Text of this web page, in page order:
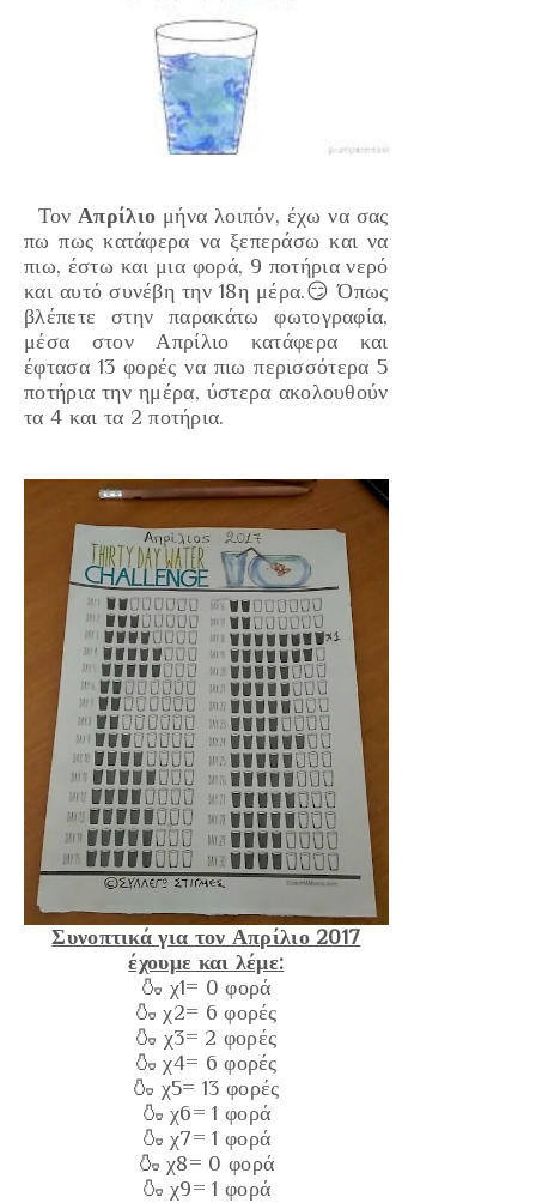
ΤονΑπρίλιο μήνα λοιπόν, έχω να σας
πω πως κατάφερα να ξεπεράσω και να
πιω, έστω και μια φορά, 9 ποτήρια νερό
και αυτό συνέβη την 18η μέρα.😏 Όπως
βλέπετε στην παρακάτω φωτογραφία,
μέσα στον Απρίλιο κατάφερα και
έφτασα 13 φορές να πιω περισσότερα 5
ποτήρια την ημέρα, ύστερα ακολουθούν
τα 4 και τα 2 ποτήρια.
Συνοπτικά για τον Απρίλιο 2017
έχουμε και λέμε:
🍶 χ1= 0 φορά
🍶 χ2= 6 φορές
🍶 χ3= 2 φορές
🍶 χ4= 6 φορές
🍶 χ5= 13 φορές
🍶 χ6= 1 φορά
🍶 χ7= 1 φορά
🍶 χ8= 0 φορά
🍶 χ9= 1 φορά